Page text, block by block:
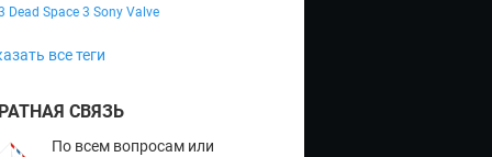
Dead Space 3 Sony Valve
все теги
СВЯЗЬ
По всем вопросам или